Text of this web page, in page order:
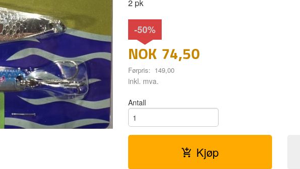
2 pk
NOK 74,50
Førpris: 149,00
Rabatt
-50%
inkl. mva.
Antall
Kjøp